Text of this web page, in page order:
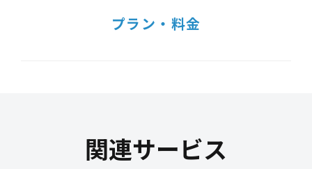
プラン・料金
関連サービス